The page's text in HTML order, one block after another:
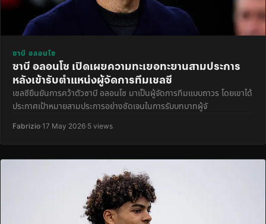
ซาบี อลอนโซ
ซาบี อลอนโซ เปิดเผยความทะเยอทะยานสามประการ
หลังเข้ารับตำแหน่งผู้จัดการทีมเชลซี
เชลซียืนยันการคว้าตัวซาบี อลอนโซ มาเป็นผู้จัดการทีมแบบถาวร โดยเขาได้
ประกาศเป้าหมายสามประการอย่างชัดเจนในการรับบทบาทผู้จั
Fabrizio·17 May 2026·5 views